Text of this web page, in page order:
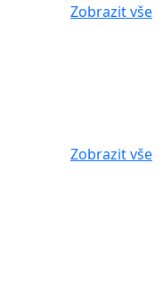
Zobrazit vše
Zobrazit vše